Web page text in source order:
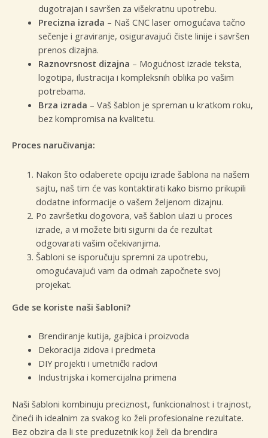
dugotrajan i savršen za višekratnu upotrebu.
Precizna izrada – Naš CNC laser omogućava tačno
sečenje i graviranje, osiguravajući čiste linije i savršen
prenos dizajna.
Raznovrsnost dizajna – Mogućnost izrade teksta,
logotipa, ilustracija i kompleksnih oblika po vašim
potrebama.
Brza izrada – Vaš šablon je spreman u kratkom roku,
bez kompromisa na kvalitetu.
Proces naručivanja:
Nakon što odaberete opciju izrade šablona na našem
sajtu, naš tim će vas kontaktirati kako bismo prikupili
dodatne informacije o vašem željenom dizajnu.
Po završetku dogovora, vaš šablon ulazi u proces
izrade, a vi možete biti sigurni da će rezultat
odgovarati vašim očekivanjima.
Šabloni se isporučuju spremni za upotrebu,
omogućavajući vam da odmah započnete svoj
projekat.
Gde se koriste naši šabloni?
Brendiranje kutija, gajbica i proizvoda
Dekoracija zidova i predmeta
DIY projekti i umetnički radovi
Industrijska i komercijalna primena
Naši šabloni kombinuju preciznost, funkcionalnost i trajnost,
čineći ih idealnim za svakog ko želi profesionalne rezultate.
Bez obzira da li ste preduzetnik koji želi da brendira